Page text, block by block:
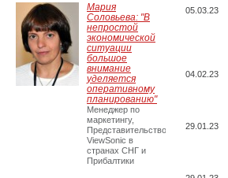
05.03.23
04.02.23
29.01.23
Мария
Соловьева: "В
непростой
экономической
ситуации
большое
внимание
уделяется
оперативному
планированию"
Менеджер по
маркетингу,
Представительство
ViewSonic в
странах СНГ и
Прибалтики